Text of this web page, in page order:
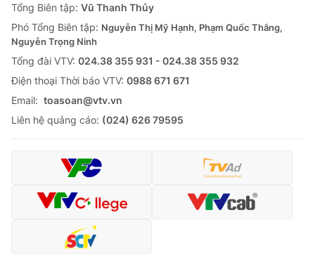
Tổng Biên tập: Vũ Thanh Thủy
Phó Tổng Biên tập: Nguyễn Thị Mỹ Hạnh, Phạm Quốc Thắng,
Nguyễn Trọng Ninh
Tổng đài VTV: 024.38 355 931 - 024.38 355 932
Ðiện thoại Thời báo VTV: 0988 671 671
Email: toasoan@vtv.vn
Liên hệ quảng cáo: (024) 626 79595